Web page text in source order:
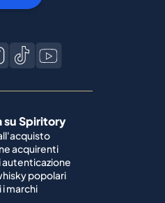
su Spiritory
acquirenti
autenticazione
popolari
i marchi